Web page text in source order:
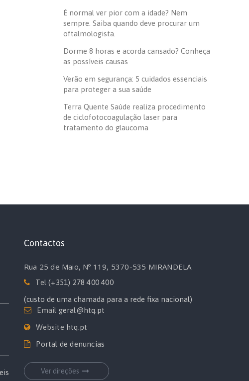
É normal ver pior com a idade? Nem
sempre. Saiba quando deve procurar um
oftalmologista.
Dorme 8 horas e acorda cansado? Conheça
as possíveis causas
Verão em segurança: 5 cuidados essenciais
para proteger a sua saúde
Terra Quente Saúde realiza procedimento
de ciclofotocoagulação laser para
tratamento do glaucoma
Contactos
Rua 25 de Maio, Nº 119, 5370-535 MIRANDELA
Tel(+351) 278 400 400
(custo de uma chamada para a rede fixa nacional)
Email geral@htq.pt
Website htq.pt
Portal de denuncias
Ver direções